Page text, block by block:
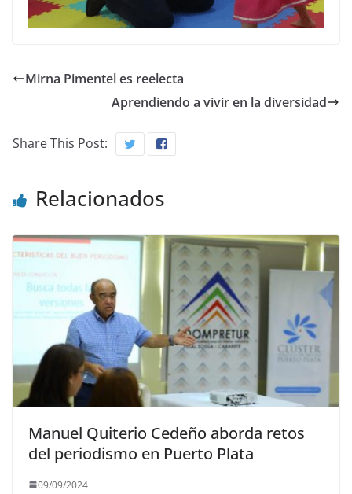
Mirna Pimentel es reelecta
Aprendiendo a vivir en la diversidad
Share This Post:
Relacionados
Manuel Quiterio Cedeño aborda retos
del periodismo en Puerto Plata
09/09/2024